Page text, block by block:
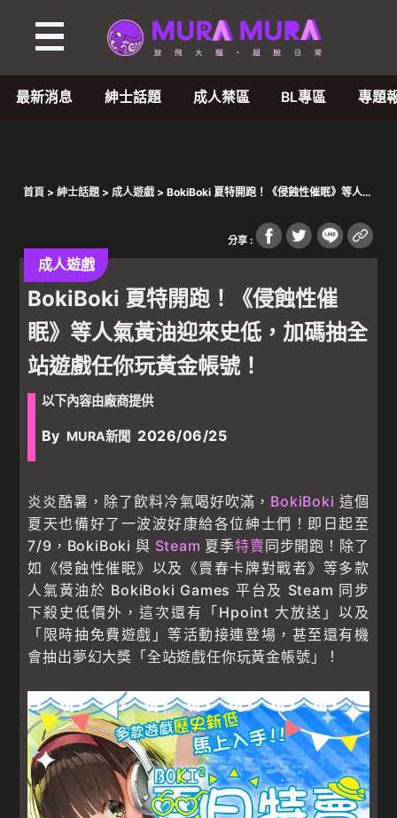
最新消息 紳士話題 成人禁區 BL專區 專題
首頁 > 紳士話題> 成人遊戲> BokiBoki 夏特開跑！《侵蝕性催眠》等人氣
分享 :
成人遊戲
BokiBoki 夏特開跑！《侵蝕性催
眠》等人氣黃油迎來史低，加碼抽全
站遊戲任你玩黃金帳號！
以下內容由廠商提供
By MURA新聞 2026/06/25
炎炎酷暑，除了飲料冷氣喝好吹滿， BokiBoki 這個
夏天也備好了一波波好康給各位紳士們！即日起至
7/9，BokiBoki 與 Steam 夏季特賣 同步開跑！除了
如《侵蝕性催眠》以及《賣春卡牌對戰者》等多款
人氣黃油於 BokiBoki Games 平台及 Steam 同步
下殺史低價外，這次還有「Hpoint 大放送」以及
「限時抽免費遊戲」等活動接連登場，甚至還有機
會抽出夢幻大獎「全站遊戲任你玩黃金帳號」！